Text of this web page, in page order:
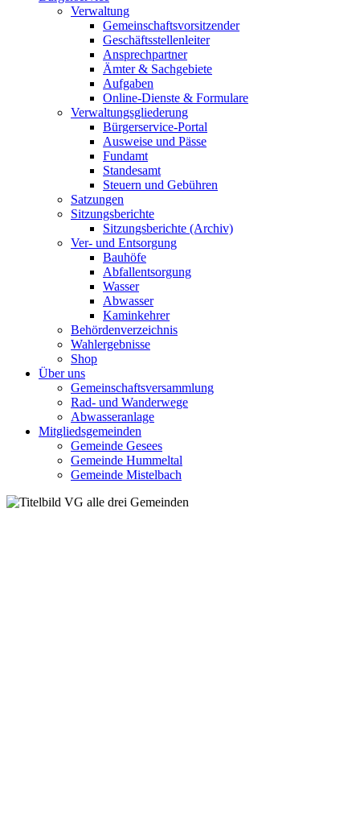
Verwaltung
Gemeinschaftsvorsitzender
Geschäftsstellenleiter
Ansprechpartner
Ämter & Sachgebiete
Aufgaben
Online-Dienste & Formulare
Verwaltungsgliederung
Bürgerservice-Portal
Ausweise und Pässe
Fundamt
Standesamt
Steuern und Gebühren
Satzungen
Sitzungsberichte
Sitzungsberichte (Archiv)
Ver- und Entsorgung
Bauhöfe
Abfallentsorgung
Wasser
Abwasser
Kaminkehrer
Behördenverzeichnis
Wahlergebnisse
Shop
Über uns
Gemeinschaftsversammlung
Rad- und Wanderwege
Abwasseranlage
Mitgliedsgemeinden
Gemeinde Gesees
Gemeinde Hummeltal
Gemeinde Mistelbach